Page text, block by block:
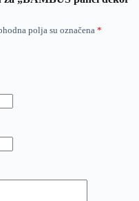
polja su označena *